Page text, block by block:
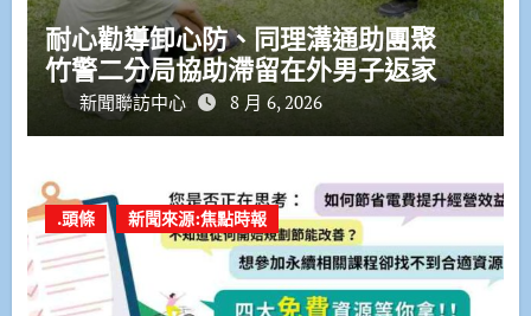
耐心勸導卸心防、同理溝通助團聚
竹警二分局協助滯留在外男子返家
新聞聯訪中心 8 月 6, 2026
.頭條 新聞來源:焦點時報